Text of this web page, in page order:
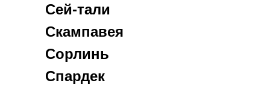
Сей-тали
Спардек
Сорлинь
Скампавея